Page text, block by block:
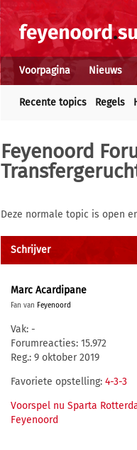
Voorpagina Nieuws
Recente topics Regels
Feyenoord
Deze normale topic is open
Schrijver
Marc Acardipane
Fan van Feyenoord
Vak: -
Forumreacties: 15.972
Reg.: 9 oktober 2019
Favoriete opstelling: 4-3-3
Voorspel nu Sparta
Feyenoord